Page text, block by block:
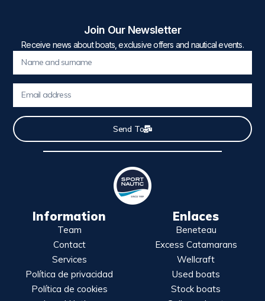
Join Our Newsletter
Receive news about boats, exclusive offers and nautical events.
Send To
Information
Team
Contact
Services
Política de privacidad
Política de cookies
Enlaces
Beneteau
Excess Catamarans
Wellcraft
Used boats
Stock boats